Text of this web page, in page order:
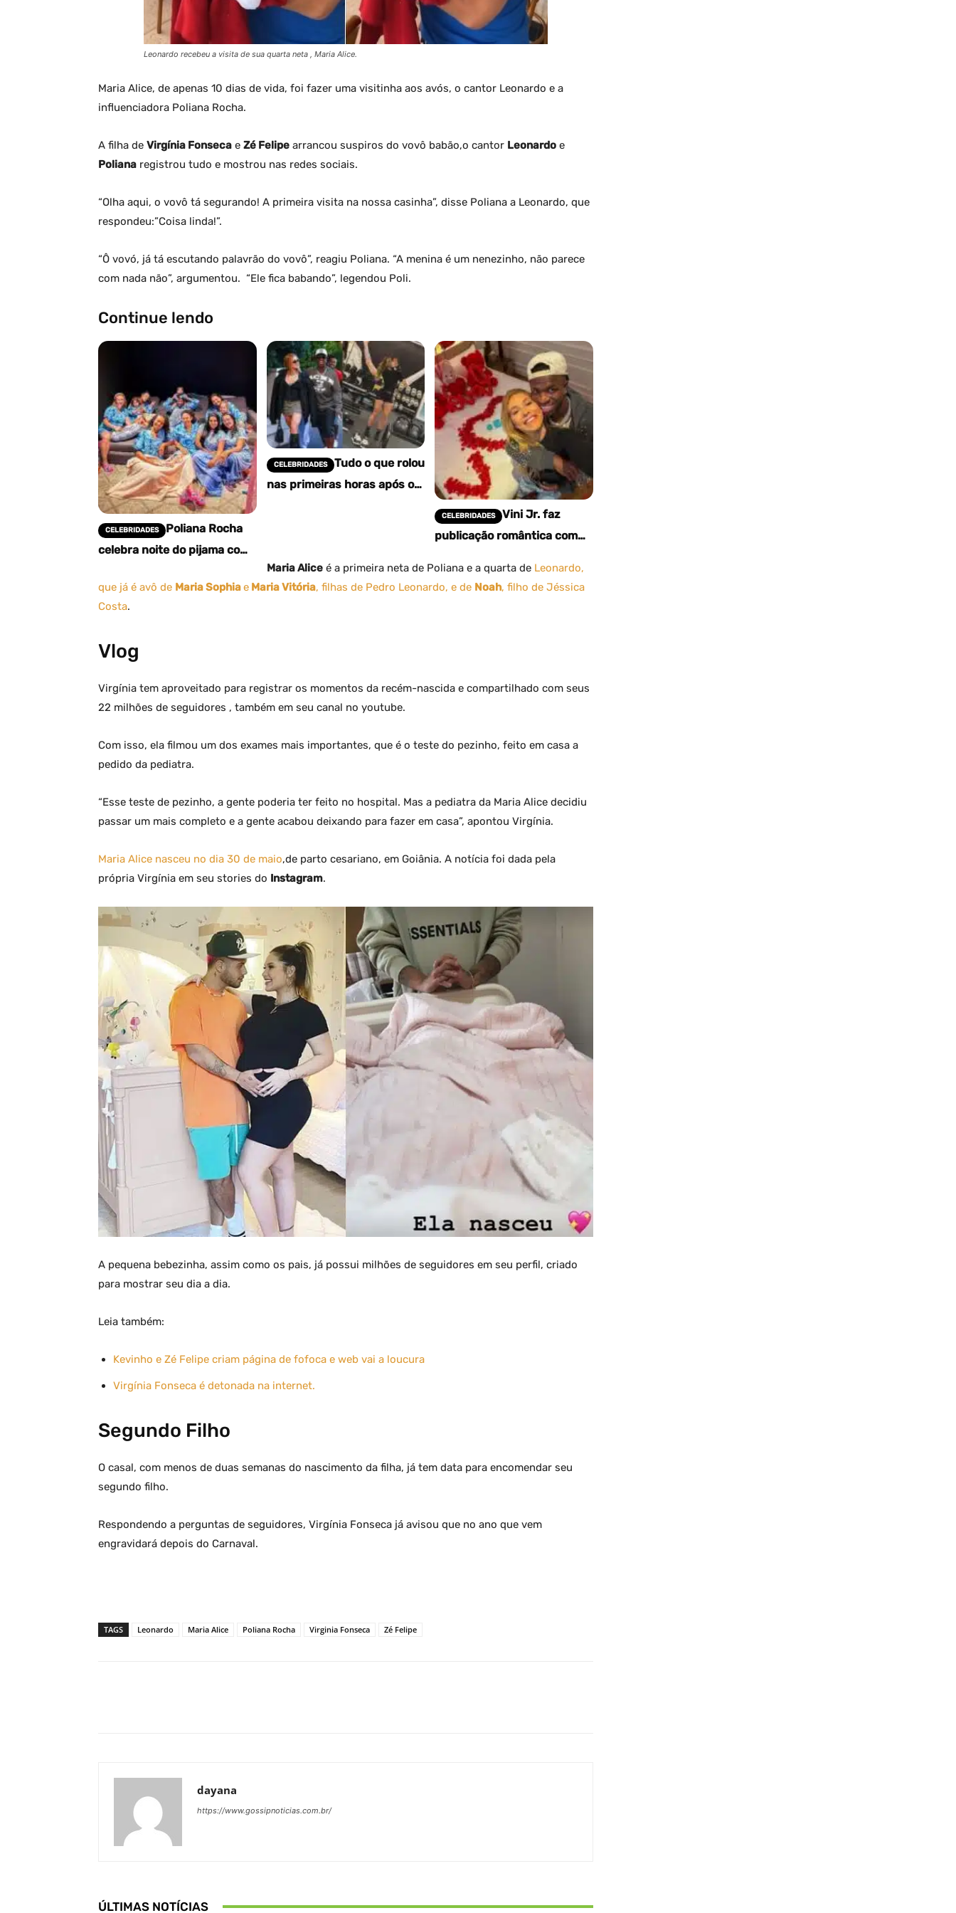
Leonardo recebeu a visita de sua quarta neta , Maria Alice.
Maria Alice, de apenas 10 dias de vida, foi fazer uma visitinha aos avós, o cantor Leonardo e a
influenciadora Poliana Rocha.
A filha de Virgínia Fonseca e Zé Felipe arrancou suspiros do vovô babão,o cantor Leonardo e
Poliana registrou tudo e mostrou nas redes sociais.
“Olha aqui, o vovô tá segurando! A primeira visita na nossa casinha”, disse Poliana a Leonardo, que
respondeu:”Coisa linda!”.
“Ô vovó, já tá escutando palavrão do vovô”, reagiu Poliana. “A menina é um nenezinho, não parece
com nada não”, argumentou. “Ele fica babando”, legendou Poli.
Continue lendo
CELEBRIDADES
Poliana Rocha
celebra noite do pijama com
seguidores com relato
carinhoso
CELEBRIDADES
Tudo o que rolou
nas primeiras horas após o
CELEBRIDADES
Vini Jr. faz
publicação romântica com
redes sociais
Maria Aliceé a primeira neta de Poliana e a quarta de Leonardo,
que já é avô de Maria Sophiae Maria Vitória, filhas de Pedro Leonardo, e de Noah, filho de Jéssica
Costa.
Vlog
Virgínia tem aproveitado para registrar os momentos da recém-nascida e compartilhado com seus
22 milhões de seguidores , também em seu canal no youtube.
Com isso, ela filmou um dos exames mais importantes, que é o teste do pezinho, feito em casa a
pedido da pediatra.
“Esse teste de pezinho, a gente poderia ter feito no hospital. Mas a pediatra da Maria Alice decidiu
passar um mais completo e a gente acabou deixando para fazer em casa”, apontou Virgínia.
Maria Alice nasceu no dia 30 de maio,de parto cesariano, em Goiânia. A notícia foi dada pela
própria Virgínia em seu stories do Instagram.
A pequena bebezinha, assim como os pais, já possui milhões de seguidores em seu perfil, criado
para mostrar seu dia a dia.
Leia também:
Kevinho e Zé Felipe criam página de fofoca e web vai a loucura
Virgínia Fonseca é detonada na internet.
Segundo Filho
O casal, com menos de duas semanas do nascimento da filha, já tem data para encomendar seu
segundo filho.
Respondendo a perguntas de seguidores, Virgínia Fonseca já avisou que no ano que vem
engravidará depois do Carnaval.
TAGS Leonardo Maria Alice Poliana Rocha Virginia Fonseca Zé Felipe
dayana
https://www.gossipnoticias.com.br/
ÚLTIMAS NOTÍCIAS